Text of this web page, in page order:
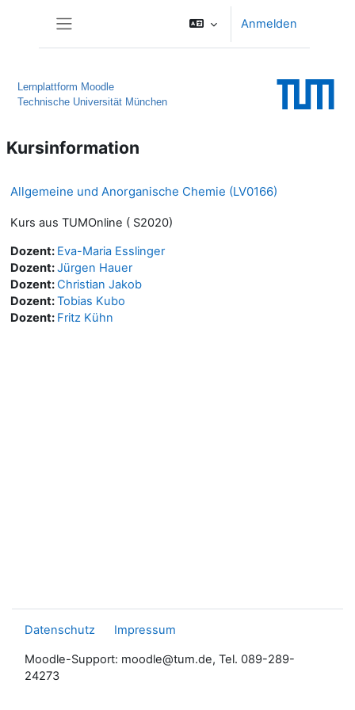
Anmelden
Lernplattform Moodle
Technische Universität München
Kursinformation
Allgemeine und Anorganische Chemie (LV0166)
Kurs aus TUMOnline ( S2020)
Dozent: Eva-Maria Esslinger
Dozent:Jürgen Hauer
Dozent:Christian Jakob
Dozent:Tobias Kubo
Dozent: Fritz Kühn
Datenschutz Impressum
Moodle-Support: moodle@tum.de, Tel. 089-289-
24273